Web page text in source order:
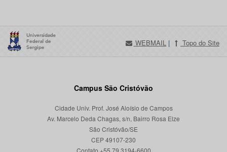
WEBMAIL | Topo do Site
Campus São Cristóvão
Cidade Univ. Prof. José Aloísio de Campos
Av. Marcelo Deda Chagas, s/n, Bairro Rosa Elze
São Cristóvão/SE
CEP 49107-230